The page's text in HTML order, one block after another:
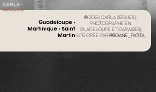
Guadeloupe •
Martinique • Saint
Martin
© 2024 CARLA SEGUES |
PHOTOGRAPHE EN
GUADELOUPE ET CARAÏBES|
SITE CRÉÉ PAR@SOANE_PATITA